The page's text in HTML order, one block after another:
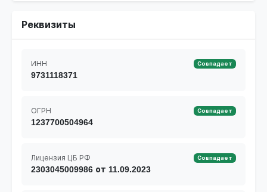
Реквизиты
ИНН Совпадает
9731118371
ОГРН Совпадает
1237700504964
Лицензия ЦБ РФ Совпадает
2303045009986 от 11.09.2023